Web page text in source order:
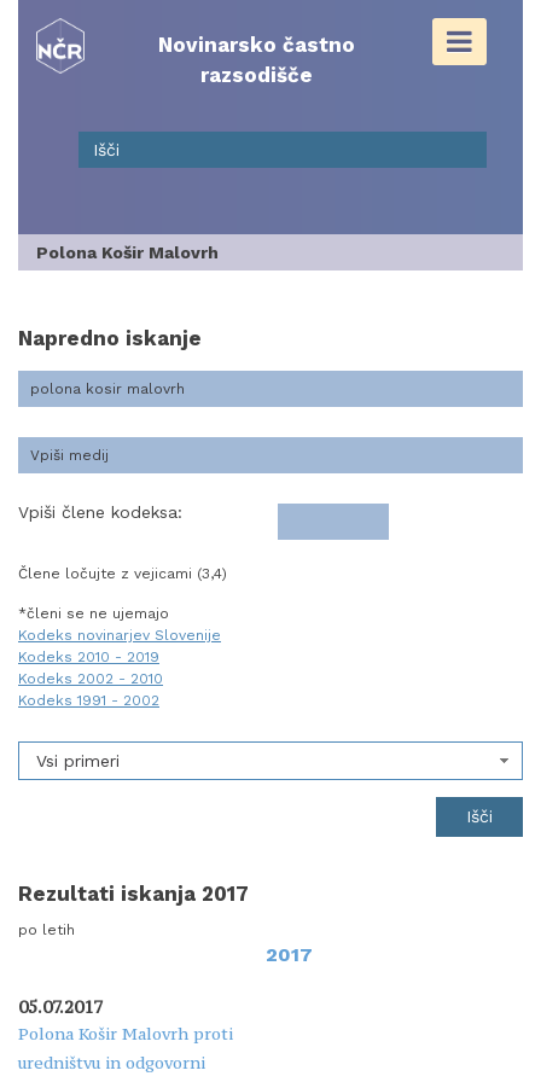
content
Novinarsko častno
razsodišče
Polona Košir Malovrh
Napredno iskanje
Vpiši člene kodeksa:
Člene ločujte z vejicami (3,4)
*členi se ne ujemajo
Kodeks novinarjev Slovenije
Kodeks 2010 - 2019
Kodeks 2002 - 2010
Kodeks 1991 - 2002
Vsi primeri
Rezultati iskanja 2017
po letih
2017
05.07.2017
Polona Košir Malovrh proti
uredništvu in odgovorni